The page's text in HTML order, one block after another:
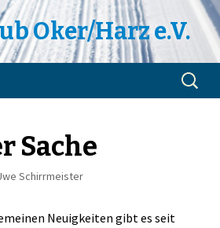
Oker/Harz e.V.
Suchen
nach:
Sache
Schirrmeister
Neuigkeiten gibt es seit